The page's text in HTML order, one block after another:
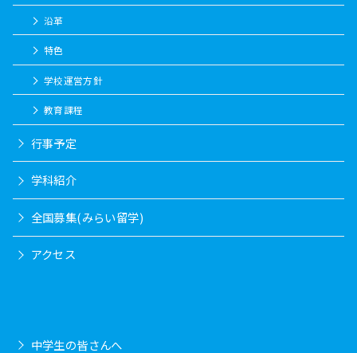
沿革
特色
学校運営方針
教育課程
行事予定
学科紹介
全国募集(みらい留学)
アクセス
中学生の皆さんへ